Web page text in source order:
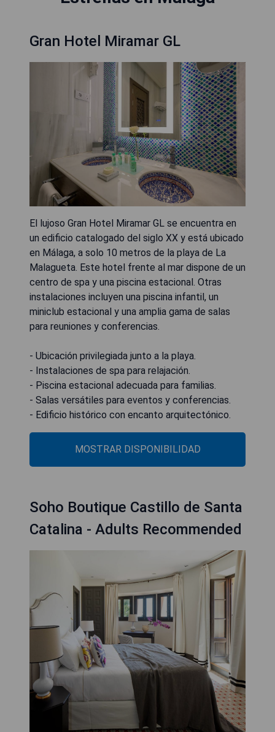
Gran Hotel Miramar GL
El lujoso Gran Hotel Miramar GL se encuentra en
un edificio catalogado del siglo XX y está ubicado
en Málaga, a solo 10 metros de la playa de La
Malagueta. Este hotel frente al mar dispone de un
centro de spa y una piscina estacional. Otras
instalaciones incluyen una piscina infantil, un
miniclub estacional y una amplia gama de salas
para reuniones y conferencias.
- Ubicación privilegiada junto a la playa.
- Instalaciones de spa para relajación.
- Piscina estacional adecuada para familias.
- Salas versátiles para eventos y conferencias.
- Edificio histórico con encanto arquitectónico.
MOSTRAR DISPONIBILIDAD
Soho Boutique Castillo de Santa
Catalina - Adults Recommended